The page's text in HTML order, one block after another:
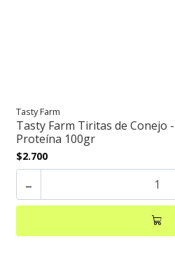
Tasty Farm
Tasty Farm Tiritas de Conejo
Proteína 100gr
$2.700
-